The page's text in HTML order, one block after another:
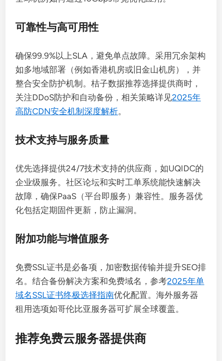
可靠性与高可用性
确保99.9%以上SLA，避免单点故障。采用冗余架构
如多地域部署（例如香港机房或旧金山机房），并
整合安全防护机制。桔子数据推荐选择提供商时，
关注DDoS防护和自动备份，相关策略详见2025年
高防CDN安全机制深度解析。
技术支持与服务质量
优先选择提供24/7技术支持的供应商，如UQIDC的
企业级服务。社区论坛和实时工单系统能快速解决
故障，确保PaaS（平台即服务）兼容性。服务器优
化包括定期固件更新，防止漏洞。
附加功能与增值服务
免费SSL证书是必备项，加密数据传输并提升SEO排
名。结合备份解决方案和免费域名，参考2025年单
域名SSL证书终极选择指南优化配置。海外服务器
租用选项如哥伦比亚服务器可扩展全球覆盖。
推荐免费云服务器提供商